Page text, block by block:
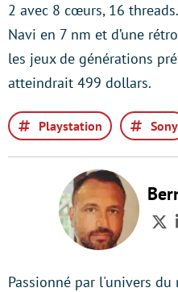
2 avec 8 cœurs, 16
Navi en 7 nm et d’une
les jeux de générations
atteindrait 499 dollars.
Playstation Sony
Passionné par l'univers